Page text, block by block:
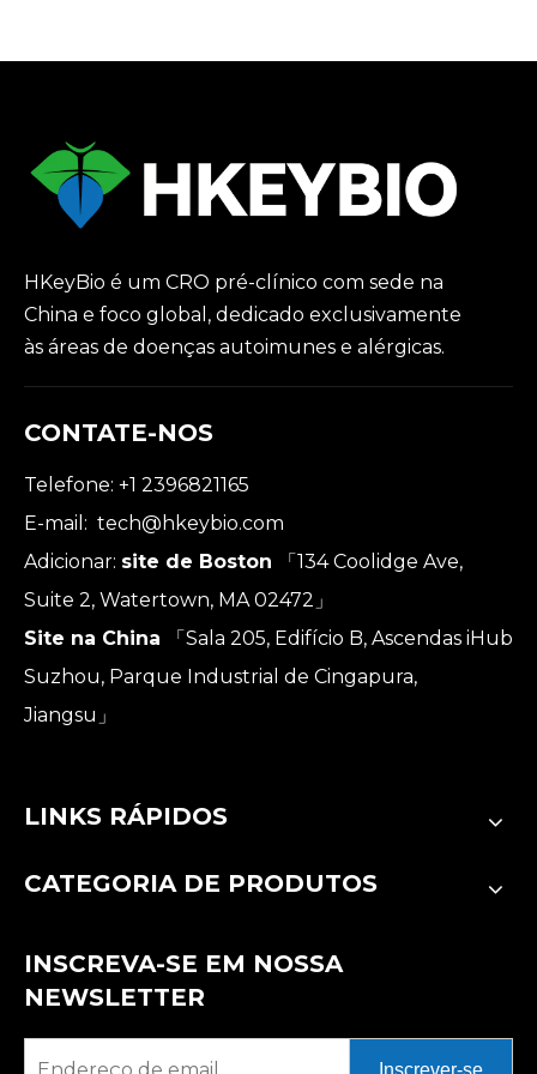
HKeyBio é um CRO pré-clínico com sede na
China e foco global, dedicado exclusivamente
às áreas de doenças autoimunes e alérgicas.
CONTATE-NOS
Telefone: +1 2396821165
E-mail: tech@hkeybio.com
Adicionar: site de Boston
「134 Coolidge Ave,
Suite 2, Watertown, MA 02472」
Site na China
「Sala 205, Edifício B, Ascendas iHub
Suzhou, Parque Industrial de Cingapura,
Jiangsu」
LINKS RÁPIDOS
CATEGORIA DE PRODUTOS
INSCREVA-SE EM NOSSA
NEWSLETTER
Inscrever-se